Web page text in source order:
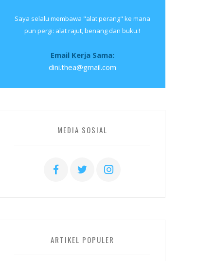
Saya selalu membawa "alat perang" ke mana
pun pergi: alat rajut, benang dan buku.!
Email Kerja Sama:
dini.thea@gmail.com
MEDIA SOSIAL
ARTIKEL POPULER